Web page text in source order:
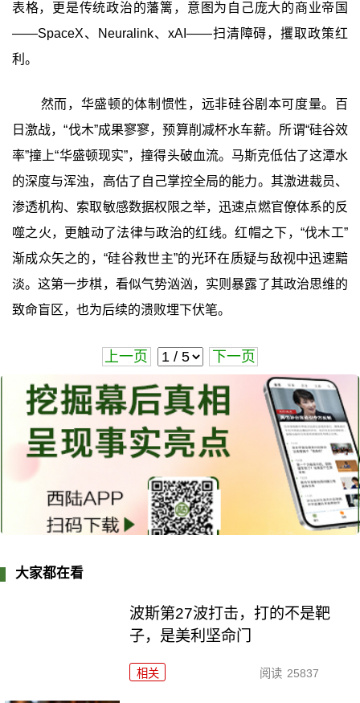
表格，更是传统政治的藩篱，意图为自己庞大的商业帝国
——SpaceX、Neuralink、xAI——扫清障碍，攫取政策红
利。
然而，华盛顿的体制惯性，远非硅谷剧本可度量。百
日激战，“伐木”成果寥寥，预算削减杯水车薪。所谓“硅谷效
率”撞上“华盛顿现实”，撞得头破血流。马斯克低估了这潭水
的深度与浑浊，高估了自己掌控全局的能力。其激进裁员、
渗透机构、索取敏感数据权限之举，迅速点燃官僚体系的反
噬之火，更触动了法律与政治的红线。红帽之下，“伐木工”
渐成众矢之的，“硅谷救世主”的光环在质疑与敌视中迅速黯
淡。这第一步棋，看似气势汹汹，实则暴露了其政治思维的
致命盲区，也为后续的溃败埋下伏笔。
上一页 下一页
大家都在看
波斯第27波打击，打的不是靶
子，是美利坚命门
相关 阅读 25837